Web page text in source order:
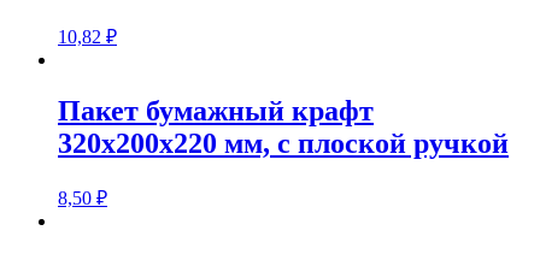
10,82 ₽
Пакет бумажный крафт
320х200х220 мм, с плоской ручкой
8,50 ₽